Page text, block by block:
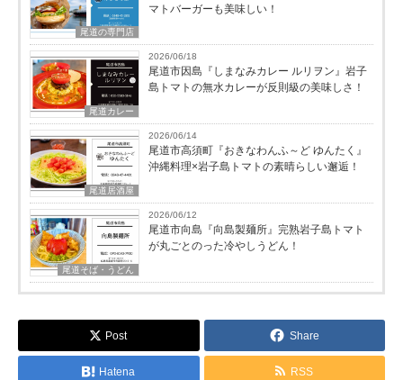
尾道の専門店
マトバーガーも美味しい！
尾道カレー
2026/06/18
尾道市因島『しまなみカレー ルリヲン』岩子
島トマトの無水カレーが反則級の美味しさ！
尾道居酒屋
2026/06/14
尾道市高須町『おきなわんふ～ど ゆんたく』
沖縄料理×岩子島トマトの素晴らしい邂逅！
尾道そば・うどん
2026/06/12
尾道市向島『向島製麺所』完熟岩子島トマト
が丸ごとのった冷やしうどん！
Post Share
Hatena RSS